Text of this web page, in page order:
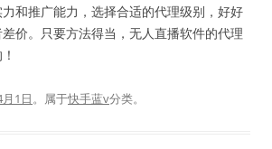
和推广能力，选择合适的代理级别，好好
价。只要方法得当，无人直播软件的代理
1日。属于快手蓝v分类。